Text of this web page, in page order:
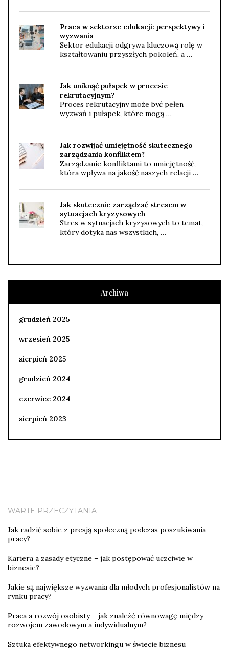
Praca w sektorze edukacji: perspektywy i
wyzwania
Sektor edukacji odgrywa kluczową rolę w
kształtowaniu przyszłych pokoleń, a …
Jak uniknąć pułapek w procesie
rekrutacyjnym?
Proces rekrutacyjny może być pełen
wyzwań i pułapek, które mogą …
Jak rozwijać umiejętność skutecznego
zarządzania konfliktem?
Zarządzanie konfliktami to umiejętność,
która wpływa na jakość naszych relacji …
Jak skutecznie zarządzać stresem w
sytuacjach kryzysowych
Stres w sytuacjach kryzysowych to temat,
który dotyka nas wszystkich, …
Archiwa
grudzień 2025
wrzesień 2025
sierpień 2025
grudzień 2024
czerwiec 2024
sierpień 2023
WARTE PRZECZYTANIA
Jak radzić sobie z presją społeczną podczas poszukiwania
pracy?
Kariera a zasady etyczne – jak postępować uczciwie w
biznesie?
Jakie są największe wyzwania dla młodych profesjonalistów na
rynku pracy?
Praca a rozwój osobisty – jak znaleźć równowagę między
rozwojem zawodowym a indywidualnym?
Sztuka efektywnego networkingu w świecie biznesu